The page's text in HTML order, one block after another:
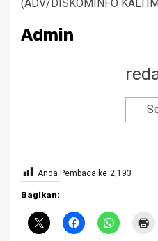
(ADV/DISKOMINFO
Admin
Anda Pembaca ke 2,193
Bagikan: